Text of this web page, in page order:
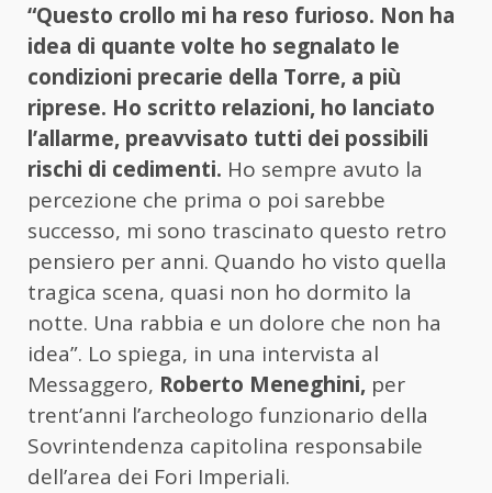
“Questo crollo mi ha reso furioso. Non ha
idea di quante volte ho segnalato le
condizioni precarie della Torre, a più
riprese. Ho scritto relazioni, ho lanciato
l’allarme, preavvisato tutti dei possibili
rischi di cedimenti. Ho sempre avuto la
percezione che prima o poi sarebbe
successo, mi sono trascinato questo retro
pensiero per anni. Quando ho visto quella
tragica scena, quasi non ho dormito la
notte. Una rabbia e un dolore che non ha
idea”. Lo spiega, in una intervista al
Messaggero, Roberto Meneghini, per
trent’anni l’archeologo funzionario della
Sovrintendenza capitolina responsabile
dell’area dei Fori Imperiali.